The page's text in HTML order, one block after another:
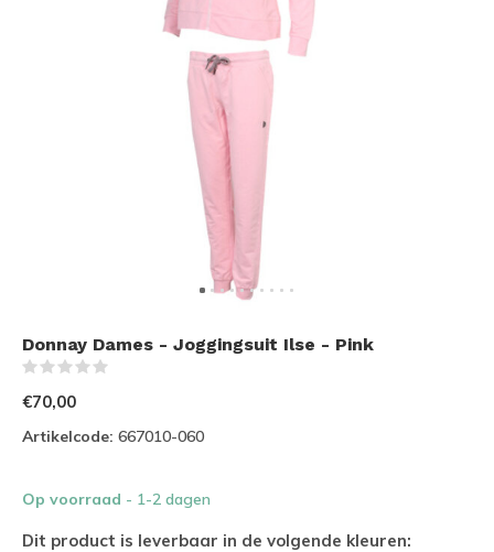
Donnay Dames - Joggingsuit Ilse - Pink
€70,00
Artikelcode: 667010-060
Op voorraad - 1-2 dagen
Dit product is leverbaar in de volgende kleuren: